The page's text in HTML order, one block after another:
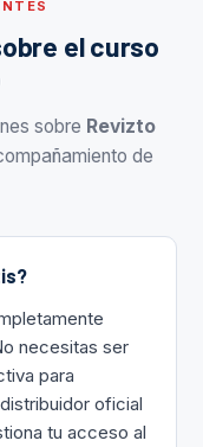
el curso
sobre Revizto
de
necesitas ser
para
oficial
tu acceso al